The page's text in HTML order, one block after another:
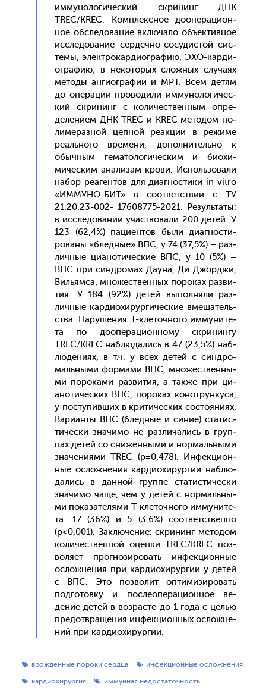
им­му­ноло­гичес­кий скри­нинг ДНК
TREC/KREC. Ком­плексное до­опе­раци­он­
ное об­сле­дова­ние вклю­чало объ­ек­тивное
ис­сле­дова­ние сер­дечно-со­судис­той сис­
те­мы, элек­тро­кар­ди­ог­ра­фию, ЭХО-кар­ди­
ог­ра­фию; в не­кото­рых слож­ных слу­ча­ях
ме­тоды ан­ги­ог­ра­фии и МРТ. Всем де­тям
до опе­рации про­води­ли им­му­ноло­гичес­
кий скри­нинг с ко­личес­твен­ным оп­ре­
деле­ни­ем ДНК TREC и KREC ме­тодом по­
лиме­раз­ной цеп­ной ре­ак­ции в ре­жиме
ре­аль­но­го вре­мени, до­пол­ни­тель­но к
обыч­ным ге­мато­логи­чес­ким и би­охи­
мичес­ким ана­лизам кро­ви. Ис­поль­зо­вали
на­бор ре­аген­тов для ди­аг­ности­ки in vitro
«ИМ­МУ­НО-БИТ» в со­от­ветс­твии с TУ
21.20.23-002- 17608775-2021. Ре­зуль­та­ты:
в ис­сле­дова­нии учас­тво­вали 200 де­тей. У
123 (62,4%) па­ци­ен­тов бы­ли ди­аг­ности­
рова­ны «блед­ные» ВПС, у 74 (37,5%) – раз­
личные ци­ано­тичес­кие ВПС, у 10 (5%) –
ВПС при син­дро­мах Да­уна, Ди Джор­джи,
Виль­ям­са, мно­жес­твен­ных по­роках раз­ви­
тия. У 184 (92%) де­тей вы­пол­ня­ли раз­
личные кар­ди­охи­рур­ги­чес­кие вме­шатель­
ства. На­руше­ния Т-кле­точ­но­го им­му­ните­
та по до­опе­раци­он­но­му скри­нин­гу
TREC/KREC наб­лю­дались в 47 (23,5%) наб­
лю­дени­ях, в т.ч. у всех де­тей с син­дро­
маль­ны­ми фор­ма­ми ВПС, мно­жес­твен­ны­
ми по­рока­ми раз­ви­тия, а так­же при ци­
ано­тичес­ких ВПС, по­роках ко­нот­рунку­са,
у пос­ту­пив­ших в кри­тичес­ких сос­то­яни­ях.
Ва­ри­ан­ты ВПС (блед­ные и си­ние) ста­тис­
ти­чес­ки зна­чимо не раз­ли­чались в груп­
пах де­тей со сни­жен­ны­ми и нор­маль­ны­ми
зна­чени­ями TREC (р=0,478). Ин­фекци­он­
ные ос­ложне­ния кар­ди­охи­рур­гии наб­лю­
дались в дан­ной груп­пе ста­тис­ти­чес­ки
зна­чимо ча­ще, чем у де­тей с нор­маль­ны­
ми по­каза­теля­ми Т-кле­точ­но­го им­му­ните­
та: 17 (36%) и 5 (3,6%) со­от­ветс­твен­но
(р<0,001). Зак­лю­чение: скри­нинг ме­тодом
ко­личес­твен­ной оцен­ки TREC/KREC поз­
во­ля­ет прог­но­зиро­вать ин­фекци­он­ные
ос­ложне­ния при кар­ди­охи­рур­гии у де­тей
с ВПС. Это поз­во­лит оп­ти­мизи­ровать
под­го­тов­ку и пос­ле­опе­раци­он­ное ве­
дение де­тей в воз­расте до 1 го­да с целью
пре­дот­вра­щения ин­фекци­он­ных ос­ложне­
ний при кар­ди­охи­рур­гии.
врожденные пороки сердца
инфекционные осложнения
кардиохирургия
иммунная недостаточность